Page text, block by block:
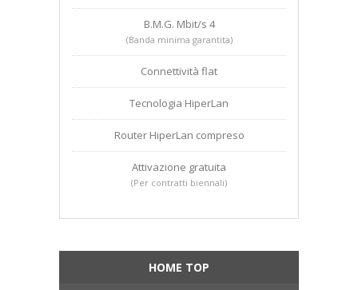
B.M.G. Mbit/s 4
(Banda minima garantita)
Connettività flat
Tecnologia HiperLan
Router HiperLan compreso
Attivazione gratuita
(Per contratti biennali)
HOME TOP